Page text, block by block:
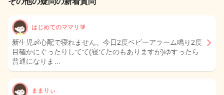
はじめてのママリ🔰
新生児👶心配で寝れません。今日2度ベビーアラーム鳴り2度
目確かにぐったりしてて(寝てたのもありますが)ゆすったら
普通になりま…
ままりぃ